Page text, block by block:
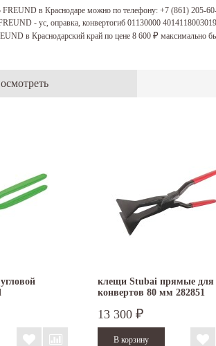
FREUND в Краснодаре можно по телефону: +7 (861) 205-
- ус, оправка, конвертогиб 01130000 4014118003019
в Краснодарский край по цене 8 600 ₽ максимально
клещи Stubai прямые для
конвертов 80 мм 282851
13 300 ₽